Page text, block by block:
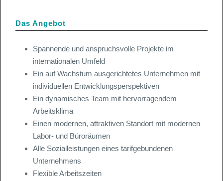
Das Angebot
Spannende und anspruchsvolle Projekte im
internationalen Umfeld
Ein auf Wachstum ausgerichtetes Unternehmen mit
individuellen Entwicklungsperspektiven
Ein dynamisches Team mit hervorragendem
Arbeitsklima
Einen modernen, attraktiven Standort mit modernen
Labor- und Büroräumen
Alle Sozialleistungen eines tarifgebundenen
Unternehmens
Flexible Arbeitszeiten